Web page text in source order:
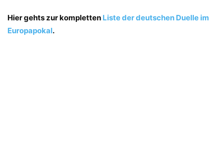
Hier gehts zur kompletten Liste der deutschen Duelle im
Europapokal.